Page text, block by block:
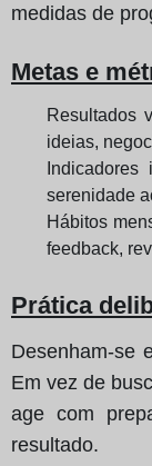
medidas de
Metas e
Resultados
ideias,
serenidade
Hábitos
feedback,
Prática
Desenham-se
Em vez de
age com
resultado.